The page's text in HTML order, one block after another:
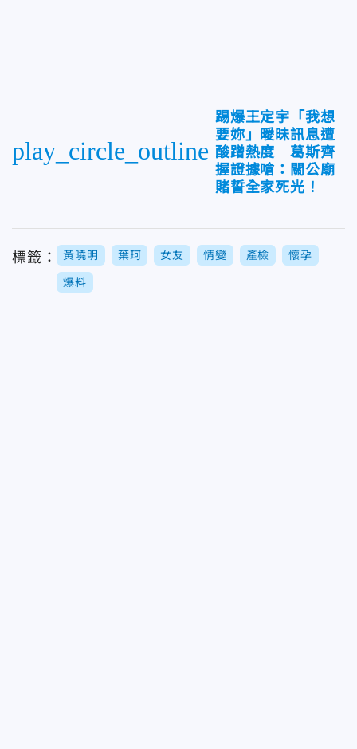
play_circle_outline
踢爆王定宇「我想
要妳」曖昧訊息遭
酸蹭熱度 葛斯齊
握證據嗆：關公廟
賭誓全家死光！
標籤： 黃曉明 葉珂 女友 情變 產檢 懷孕
爆料